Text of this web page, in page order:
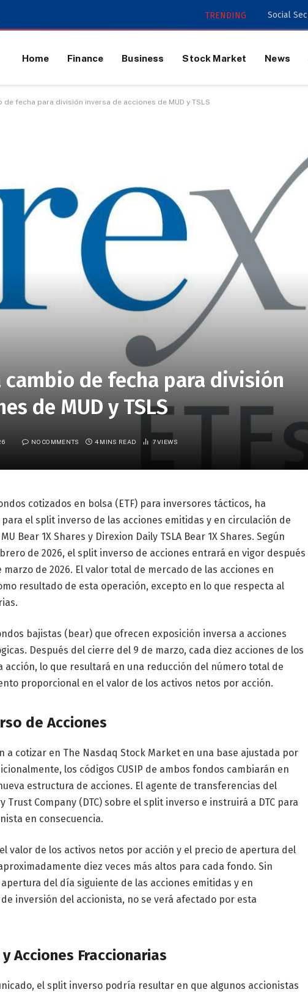
TRENDING
Home Finance Business Stock Market News
de fecha para división inversa de acciones de MUD y TSLS
de fecha para división
de MUD y TSLS
NO COMMENTS 4 MINS READ 7VIEWS
cotizados en bolsa (ETF) para inversores tácticos, ha
el split inverso de las acciones emitidas y en circulación de
Bear 1X Shares y Direxion Daily TSLA Bear 1X Shares. Según
de 2026, el split inverso de acciones entrará en vigor después
de 2026. El valor total de mercado de las acciones en
resultado de esta operación, excepto en lo que respecta al
bajistas (bear) que ofrecen exposición inversa a acciones
Después del cierre del 9 de marzo, cada diez acciones de los
lo que resultará en una reducción del número total de
proporcional en el valor de los activos netos por acción.
de Acciones
a cotizar en The Nasdaq Stock Market en una base ajustada por
los códigos CUSIP de ambos fondos cambiarán en
estructura de acciones. El agente de transferencias del
Company (DTC) sobre el split inverso e instruirá a DTC para
en consecuencia.
valor de los activos netos por acción y el precio de apertura del
diez veces más altos para cada fondo. Sin
del día siguiente de las acciones emitidas y en
inversión del accionista, no se verá afectado por esta
Acciones Fraccionarias
el split inverso podría resultar en que algunos accionistas